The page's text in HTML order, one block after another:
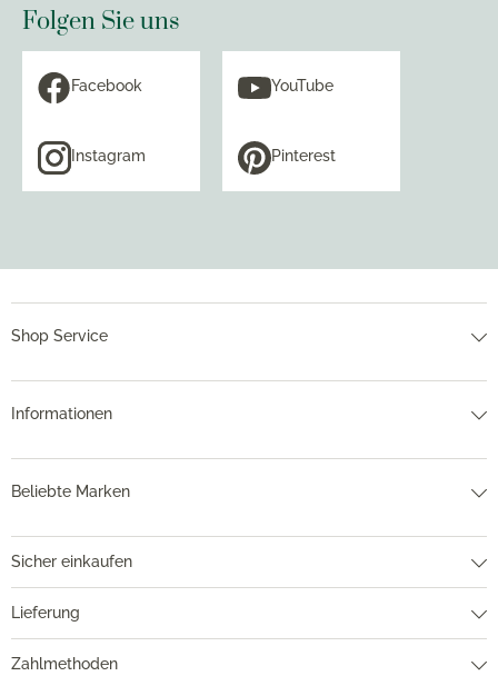
Folgen Sie uns
Facebook YouTube
Instagram Pinterest
Shop Service
Informationen
Beliebte Marken
Sicher einkaufen
Lieferung
Zahlmethoden